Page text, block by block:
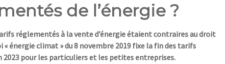
de l’énergie ?
réglementés à la vente d’énergie étaient contraires au droit
« énergie climat » du 8 novembre 2019 fixe la fin des tarifs
2023 pour les particuliers et les petites entreprises.